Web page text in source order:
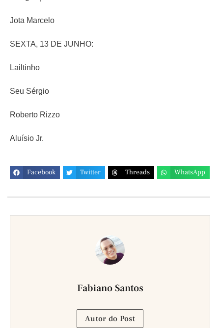
Jota Marcelo
SEXTA, 13 DE JUNHO:
Lailtinho
Seu Sérgio
Roberto Rizzo
Aluísio Jr.
Facebook Twitter Threads WhatsApp
Fabiano Santos
Autor do Post